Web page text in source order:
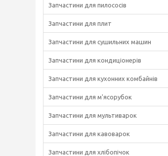
Запчастини для пилососів
Запчастини для плит
Запчастини для сушильних машин
Запчастини для кондиціонерів
Запчастини для кухонних комбайнів
Запчастини для м'ясорубок
Запчастини для мультиварок
Запчастини для кавоварок
Запчастини для хлібопічок